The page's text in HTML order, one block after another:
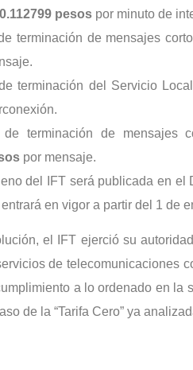
pesos por minuto de
terminación de mensajes
terminación del Servicio
de terminación de mensajes
por mensaje.
del IFT será publicada en el
en vigor a partir del 1 de
el IFT ejerció su
de telecomunicaciones
a lo ordenado en la
de la “Tarifa Cero” ya